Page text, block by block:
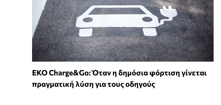
EKO Charge&Go: Όταν η δημόσια φόρτιση γίνεται
πραγματική λύση για τους οδηγούς